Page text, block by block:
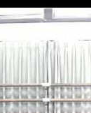
ングルビート・ス
ノ・ニューオリン
ヒ
ン ・ マーチ・まとい
わらべうた
手作りの刀 ・
・白衣・着物・紙の
とびぐち）・